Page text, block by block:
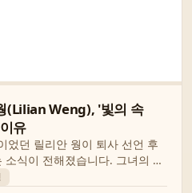
(Lilian Weng), '빛의 속
유
었던 릴리안 웡이 퇴사 선언 후
식이 전해졌습니다. 그녀의 갑
미칠 영향력을 심층 분석합니